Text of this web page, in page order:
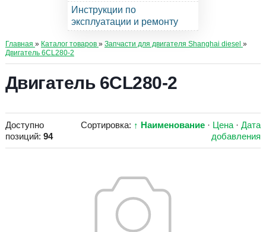
Инструкции по
эксплуатации и ремонту
Главная » Каталог товаров » Запчасти для двигателя Shanghai diesel »
Двигатель 6CL280-2
Двигатель 6CL280-2
Доступно
позиций: 94
Сортировка: ↑ Наименование· Цена· Дата
добавления